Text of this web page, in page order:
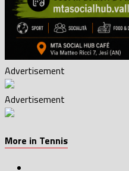
Advertisement
Advertisement
More in Tennis